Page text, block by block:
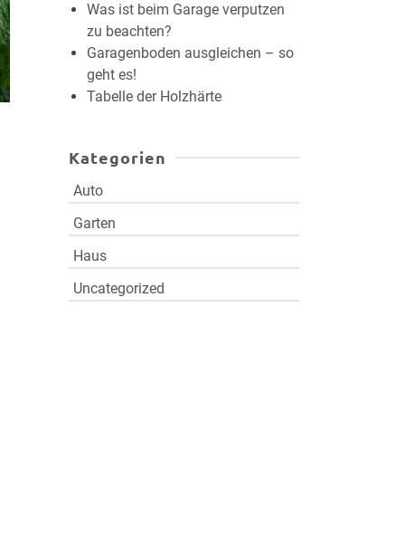
Was ist beim Garage verputzen
zu beachten?
Garagenboden ausgleichen – so
geht es!
Tabelle der Holzhärte
Kategorien
Auto
Garten
Haus
Uncategorized